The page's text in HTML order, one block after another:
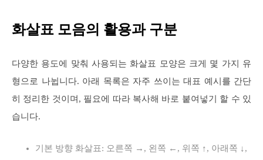
화살표 모음의 활용과 구분
다양한 용도에 맞춰 사용되는 화살표 모양은 크게 몇 가지 유
형으로 나뉩니다. 아래 목록은 자주 쓰이는 대표 예시를 간단
히 정리한 것이며, 필요에 따라 복사해 바로 붙여넣기 할 수 있
습니다.
기본 방향 화살표: 오른쪽 →, 왼쪽 ←, 위쪽 ↑, 아래쪽 ↓,